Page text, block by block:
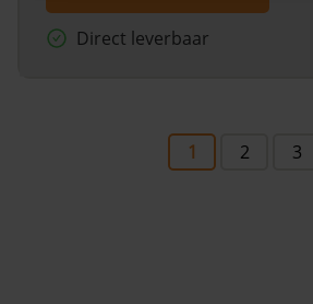
Direct leverbaar
1 2 3